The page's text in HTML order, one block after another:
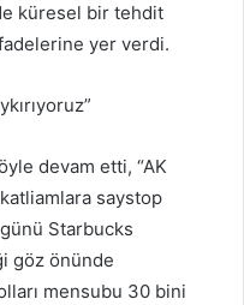
küresel bir tehdit
yer verdi.
devam etti, “AK
saystop
Starbucks
göz önünde
mensubu 30 bini